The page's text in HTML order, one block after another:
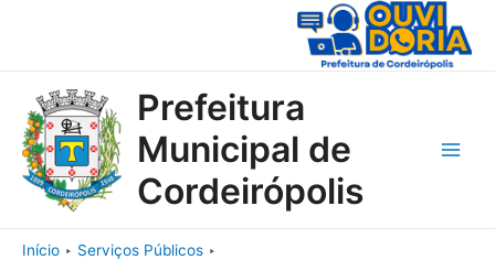
Prefeitura
Municipal de
Cordeirópolis
Início
Serviços Públicos